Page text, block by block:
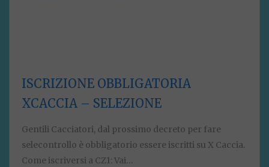
ISCRIZIONE OBBLIGATORIA
XCACCIA – SELEZIONE
Gentili Cacciatori, dal prossimo decreto per fare
selecontrollo è obbligatorio essere iscritti su X Caccia.
Come iscriversi a CZ1: Vai…